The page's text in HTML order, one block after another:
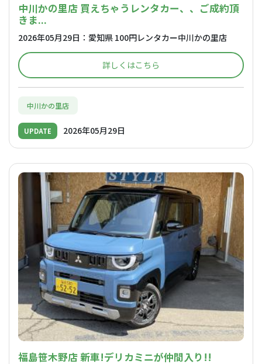
中川かの里店 買えちゃうレンタカー、、ご成約頂
きま...
2026年05月29日：愛知県 100円レンタカー中川かの里店
詳しくはこちら
中川かの里店
UPDATE 2026年05月29日
福島笹木野店 新車!デリカミニが仲間入り!!